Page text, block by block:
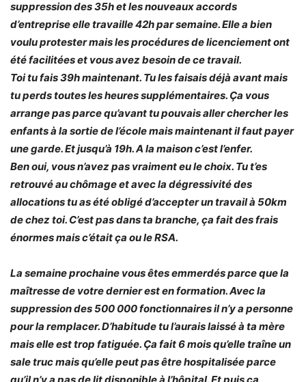
suppression des 35h et les nouveaux accords
d’entreprise elle travaille 42h par semaine. Elle a bien
voulu protester mais les procédures de licenciement ont
été facilitées et vous avez besoin de ce travail.
Toi tu fais 39h maintenant. Tu les faisais déjà avant mais
tu perds toutes les heures supplémentaires. Ça vous
arrange pas parce qu’avant tu pouvais aller chercher les
enfants à la sortie de l’école mais maintenant il faut payer
une garde. Et jusqu’à 19h. A la maison c’est l’enfer.
Ben oui, vous n’avez pas vraiment eu le choix. Tu t’es
retrouvé au chômage et avec la dégressivité des
allocations tu as été obligé d’accepter un travail à 50km
de chez toi. C’est pas dans ta branche, ça fait des frais
énormes mais c’était ça ou le RSA.
La semaine prochaine vous êtes emmerdés parce que la
maîtresse de votre dernier est en formation. Avec la
suppression des 500 000 fonctionnaires il n’y a personne
pour la remplacer. D’habitude tu l’aurais laissé à ta mère
mais elle est trop fatiguée. Ça fait 6 mois qu’elle traîne un
sale truc mais qu’elle peut pas être hospitalisée parce
qu’il n’y a pas de lit disponible à l’hôpital. Et puis ça